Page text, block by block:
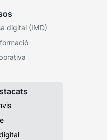
digital (IMD)